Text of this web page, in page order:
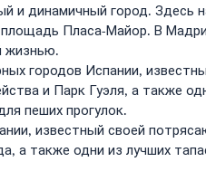
и динамичный город. Здесь
Пласа-Майор. В
жизнью.
городов Испании,
и Парк Гуэля, а также
пеших прогулок.
известный своей
а также одни из лучших